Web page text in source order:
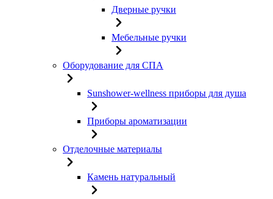
Дверные ручки
Мебельные ручки
Оборудование для СПА
Sunshower-wellness приборы для душа
Приборы ароматизации
Отделочные материалы
Камень натуральный